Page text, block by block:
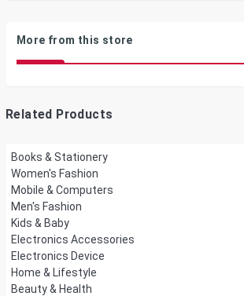
More from this store
Related Products
Books & Stationery
Women's Fashion
Mobile & Computers
Men's Fashion
Kids & Baby
Electronics Accessories
Electronics Device
Home & Lifestyle
Beauty & Health